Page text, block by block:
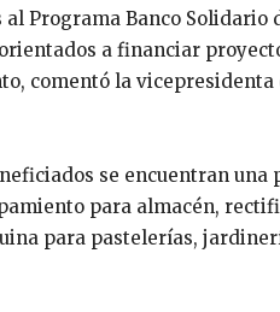
Programa Banco
a financiar
comentó la vicepresidenta
se encuentran una
para almacén,
para pastelerías,